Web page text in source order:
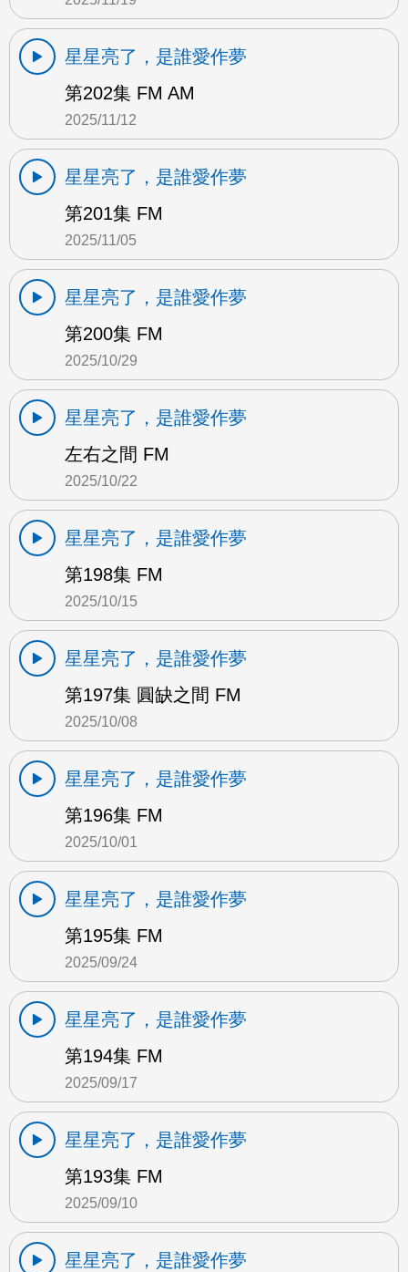
星星亮了，是誰愛作夢
第202集 FM AM
2025/11/12
星星亮了，是誰愛作夢
第201集 FM
2025/11/05
星星亮了，是誰愛作夢
第200集 FM
2025/10/29
星星亮了，是誰愛作夢
左右之間 FM
2025/10/22
星星亮了，是誰愛作夢
第198集 FM
2025/10/15
星星亮了，是誰愛作夢
第197集 圓缺之間 FM
2025/10/08
星星亮了，是誰愛作夢
第196集 FM
2025/10/01
星星亮了，是誰愛作夢
第195集 FM
2025/09/24
星星亮了，是誰愛作夢
第194集 FM
2025/09/17
星星亮了，是誰愛作夢
第193集 FM
2025/09/10
星星亮了，是誰愛作夢